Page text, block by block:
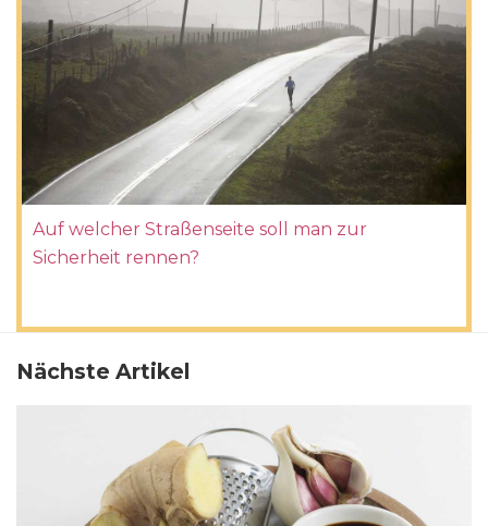
Auf welcher Straßenseite soll man zur
Sicherheit rennen?
Nächste Artikel